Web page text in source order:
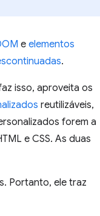
e elementos
.
isso, aproveita os
reutilizáveis,
forem a
e CSS. As duas
Portanto, ele traz